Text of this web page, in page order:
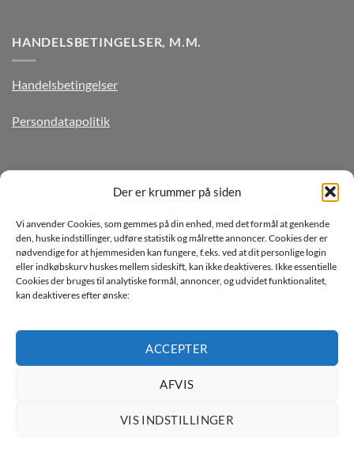
Der er krummer på siden
Vi anvender Cookies, som gemmes på din enhed, med det formål at genkende
den, huske indstillinger, udføre statistik og målrette annoncer. Cookies der er
nødvendige for at hjemmesiden kan fungere, f.eks. ved at dit personlige login
eller indkøbskurv huskes mellem sideskift, kan ikke deaktiveres. Ikke essentielle
Cookies der bruges til analytiske formål, annoncer, og udvidet funktionalitet,
kan deaktiveres efter ønske:
ACCEPTER
AFVIS
VIS INDSTILLINGER
HANDELSBETINGELSER, M.M.
Handelsbetingelser
Persondatapolitik
Læs vores Persondatapolitik